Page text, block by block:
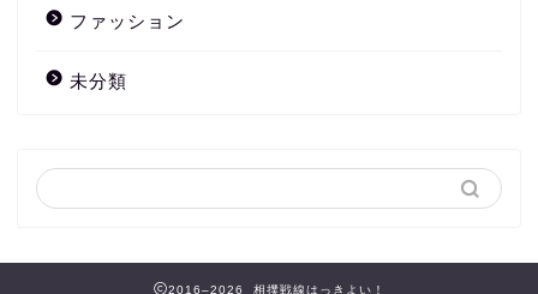
ファッション
未分類
2016–2026 相撲戦線はっきよい！